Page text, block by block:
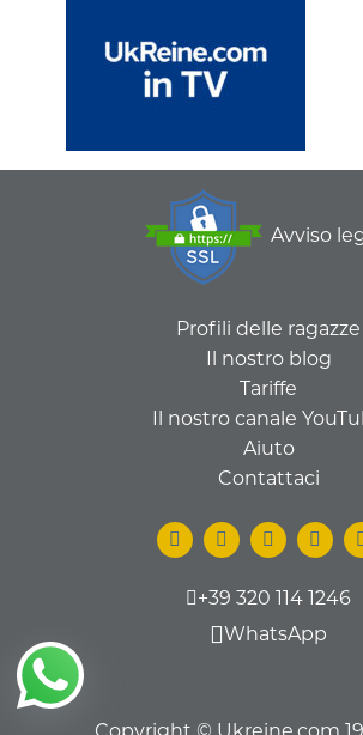
Avviso
Profili delle ragazze
Il nostro blog
Tariffe
Il nostro canale
Aiuto
Contattaci
+39 320 114 1246
WhatsApp